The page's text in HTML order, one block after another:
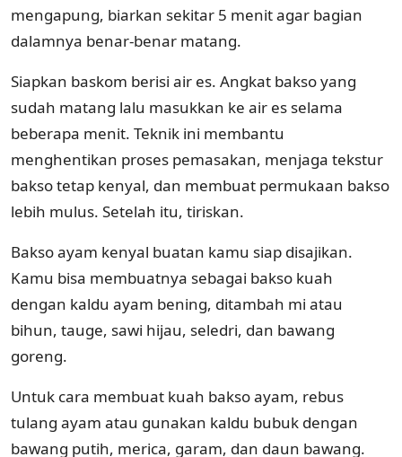
mengapung, biarkan sekitar 5 menit agar bagian
dalamnya benar-benar matang.
Siapkan baskom berisi air es. Angkat bakso yang
sudah matang lalu masukkan ke air es selama
beberapa menit. Teknik ini membantu
menghentikan proses pemasakan, menjaga tekstur
bakso tetap kenyal, dan membuat permukaan bakso
lebih mulus. Setelah itu, tiriskan.
Bakso ayam kenyal buatan kamu siap disajikan.
Kamu bisa membuatnya sebagai bakso kuah
dengan kaldu ayam bening, ditambah mi atau
bihun, tauge, sawi hijau, seledri, dan bawang
goreng.
Untuk cara membuat kuah bakso ayam, rebus
tulang ayam atau gunakan kaldu bubuk dengan
bawang putih, merica, garam, dan daun bawang.